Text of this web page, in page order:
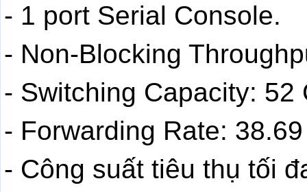
- 1 port Serial Console.
- Non-Blocking
- Switching Capacity: 52
- Forwarding Rate:
- Công suất tiêu thụ tối